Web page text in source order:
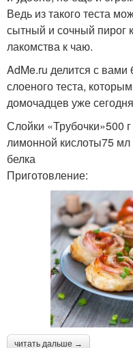
Ведь из такого теста
сытный и сочный пирог
лакомства к чаю.
AdMe.ru делится с
слоеного теста,
домочадцев уже
Слойки «Трубочки»500 г
лимонной кислоты75 мл
белка
Приготовление:
читать дальше →